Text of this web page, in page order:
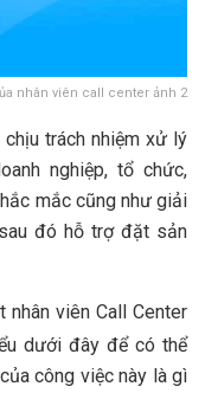
nhân viên call center ảnh 2
trách nhiệm xử lý
nghiệp, tổ chức,
mắc cũng như giải
đó hỗ trợ đặt sản
nhân viên Call Center
dưới đây để có thể
công việc này là gì